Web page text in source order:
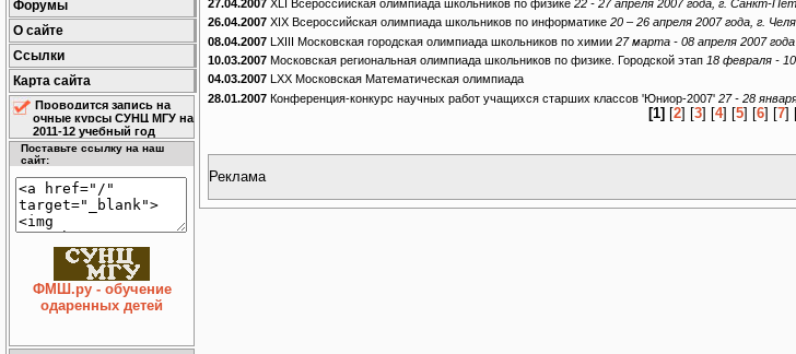
Форумы
О сайте
Ссылки
Карта сайта
Проводится запись на
очные курсы СУНЦ МГУ на
2011-12 учебный год
Поставьте ссылку на наш
сайт:
ФМШ.ру - обучение
одаренных детей
27.04.2007 XLI Всероссийская олимпиада школьников по физике 22 - 27 апреля 2007 года, г. Санкт-
26.04.2007 XIX Всероссийская олимпиада школьников по информатике 20 – 26 апреля 2007 года, г.
08.04.2007 LXIII Московская городская олимпиада школьников по химии 27 марта - 08 апреля 2007 года
10.03.2007 Московская региональная олимпиада школьников по физике. Городской этап 18 февраля -
04.03.2007 LXX Московская Математическая олимпиада
28.01.2007 Конференция-конкурс научных работ учащихся старших классов 'Юниор-2007' 27 - 28
[1] [2] [3] [4] [5] [6] [7]
Реклама